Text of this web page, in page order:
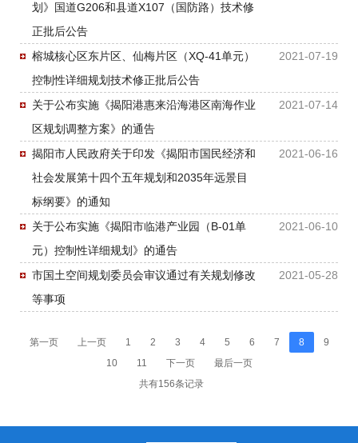
划》国道G206和县道X107（国防路）技术修
正批后公告
2021-07-19
榕城核心区东片区、仙梅片区（XQ-41单元）
控制性详细规划技术修正批后公告
2021-07-14
关于公布实施《揭阳港惠来沿海港区南海作业
区规划调整方案》的通告
2021-06-16
揭阳市人民政府关于印发《揭阳市国民经济和
社会发展第十四个五年规划和2035年远景目
标纲要》的通知
2021-06-10
关于公布实施《揭阳市临港产业园（B-01单
元）控制性详细规划》的通告
2021-05-28
市国土空间规划委员会审议通过有关规划修改
等事项
第一页 上一页 1 2 3 4 5 6 7 8
9
10
11 下一页
最后一页
共有156条记录